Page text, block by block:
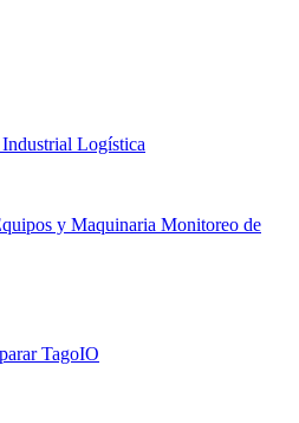
Industrial Logística
y Maquinaria Monitoreo de
TagoIO